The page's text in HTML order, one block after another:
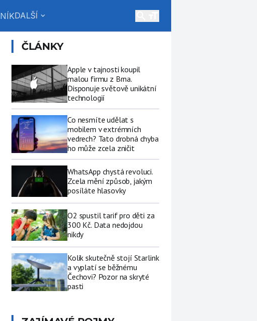
DALŠÍ expand_more
ČLÁNKY
Apple v tajnosti koupil
malou firmu z Brna.
Disponuje světově unikátní
technologií
Co nesmíte udělat s
mobilem v extrémních
vedrech? Tato drobná chyba
ho může zcela zničit
WhatsApp chystá revoluci.
Zcela mění způsob, jakým
posíláte hlasovky
O2 spustil tarif pro děti za
300 Kč. Data nedojdou
nikdy
Kolik skutečně stojí Starlink
a vyplatí se běžnému
Čechovi? Pozor na skryté
pasti